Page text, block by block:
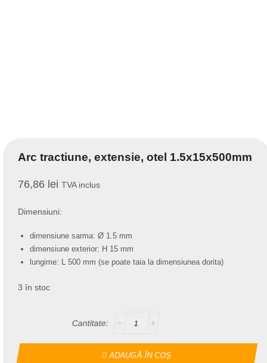
Arc tractiune, extensie, otel 1.5x15x500mm
76,86 lei TVA inclus
Dimensiuni:
dimensiune sarma: Ø 1.5 mm
dimensiune exterior: H 15 mm
lungime: L 500 mm (se poate taia la dimensiunea dorita)
3 în stoc
ADAUGĂ ÎN COȘ